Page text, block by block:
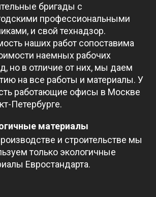
бригады с
профессиональными
и свой технадзор.
наших работ сопоставима
наемных рабочих
но в отличие от них, мы даем
на все работы и материалы. У
работающие офисы в Москве
Петербурге.
материалы
и строительстве мы
только экологичные
Евростандарта.